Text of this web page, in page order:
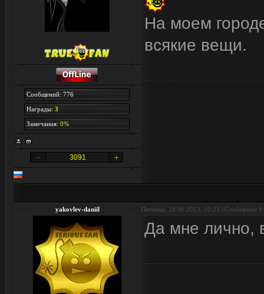
Сообщений: 776
Награды: 3
Замечания: 0%
3091
На моем
всякие вещи.
yakovlev-daniil Пятница, 28.06.2013, 10:23 | Сообщение #
Да мне лично,